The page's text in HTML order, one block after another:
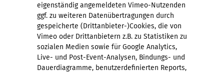
eigenständig angemeldeten Vimeo-Nutzenden
ggf. zu weiteren Datenübertragungen durch
gespeicherte (Drittanbieter-)Cookies, die von
Vimeo oder Drittanbietern z.B. zu Statistiken zu
sozialen Medien sowie für Google Analytics,
Live- und Post-Event-Analysen, Bindungs- und
Dauerdiagramme, benutzerdefinierten Reports,